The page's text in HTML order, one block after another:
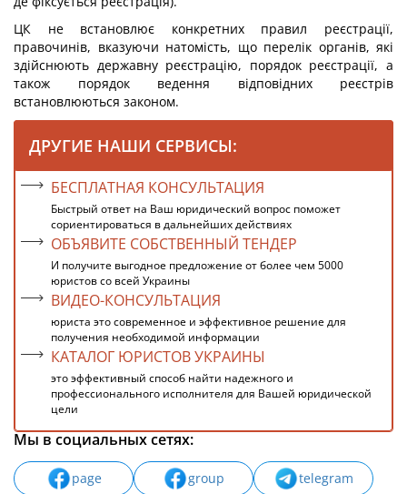
ЦК не встановлює конкретних правил реєстрації,
правочинів, вказуючи натомість, що перелік органів, які
здійснюють державну реєстрацію, порядок реєстрації, а
також порядок ведення відповідних реєстрів
встановлюються законом.
ДРУГИЕ НАШИ СЕРВИСЫ:
БЕСПЛАТНАЯ КОНСУЛЬТАЦИЯ
Быстрый ответ на Ваш юридический вопрос поможет
сориентироваться в дальнейших действиях
ОБЪЯВИТЕ СОБСТВЕННЫЙ ТЕНДЕР
И получите выгодное предложение от более чем 5000
юристов со всей Украины
ВИДЕО-КОНСУЛЬТАЦИЯ
юриста это современное и эффективное решение для
получения необходимой информации
КАТАЛОГ ЮРИСТОВ УКРАИНЫ
это эффективный способ найти надежного и
профессионального исполнителя для Вашей юридической
цели
Мы в социальных сетях:
page group
telegram